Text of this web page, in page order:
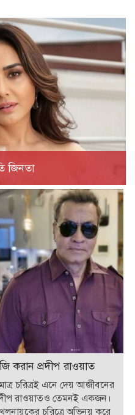
জিনতা
করান প্রদীপ রাওয়াত
চরিত্রই এনে দেয় আজীবনের
রাওয়াতও তেমনই একজন।
চরিত্রে অভিনয় করে